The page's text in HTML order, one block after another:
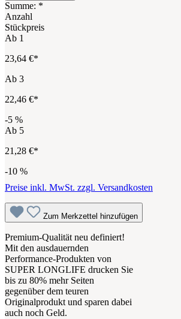
Summe: *
Anzahl
Stückpreis
Ab 1
23,64 €*
Ab 3
22,46 €*
-5 %
Ab 5
21,28 €*
-10 %
Preise inkl. MwSt. zzgl. Versandkosten
Zum Merkzettel hinzufügen
Premium-Qualität neu definiert!
Mit den ausdauernden
Performance-Produkten von
SUPER LONGLIFE drucken Sie
bis zu 80% mehr Seiten
gegenüber dem teuren
Originalprodukt und sparen dabei
auch noch Geld.